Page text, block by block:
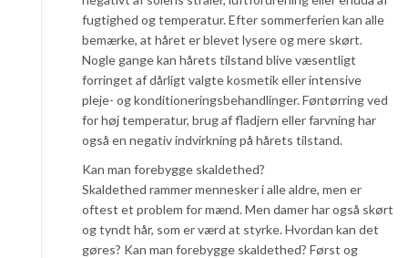
fugtighed og temperatur. Efter sommerferien kan alle
bemærke, at håret er blevet lysere og mere skørt.
Nogle gange kan hårets tilstand blive væsentligt
forringet af dårligt valgte kosmetik eller intensive
pleje- og konditioneringsbehandlinger. Føntørring ved
for høj temperatur, brug af fladjern eller farvning har
også en negativ indvirkning på hårets tilstand.
Kan man forebygge skaldethed?
Skaldethed rammer mennesker i alle aldre, men er
oftest et problem for mænd. Men damer har også skørt
og tyndt hår, som er værd at styrke. Hvordan kan det
gøres? Kan man forebygge skaldethed? Først og